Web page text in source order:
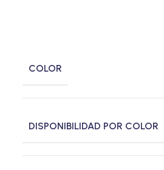
COLOR
DISPONIBILIDAD POR COLOR